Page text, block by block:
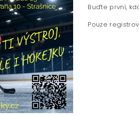
Buďte první,
Pouze